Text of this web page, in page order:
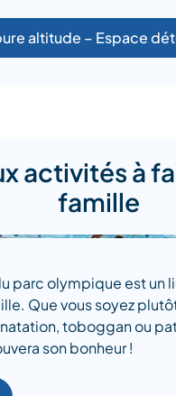
altitude – Espace
activités à
famille
parc olympique est un
Que vous soyez
toboggan ou
son bonheur !